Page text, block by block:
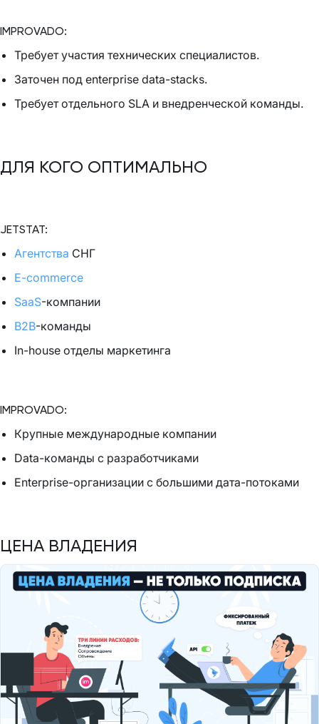
IMPROVADO:
Требует участия технических специалистов.
Заточен под enterprise data-stacks.
Требует отдельного SLA и внедренческой команды.
ДЛЯ КОГО ОПТИМАЛЬНО
JETSTAT:
Агентства СНГ
E-commerce
SaaS-компании
B2B-команды
In-house отделы маркетинга
IMPROVADO:
Крупные международные компании
Data-команды с разработчиками
Enterprise-организации с большими дата-потоками
ЦЕНА ВЛАДЕНИЯ